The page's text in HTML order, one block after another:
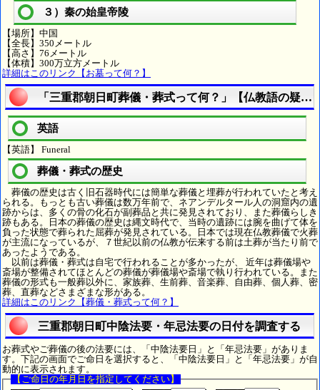
３）秦の始皇帝陵
【場所】中国
【全長】350メートル
【高さ】76メートル
【体積】300万立方メートル
詳細はこのリンク【お墓って何？】
「三重郡朝日町葬儀・葬式って何？」【仏教語の疑問
英語
【英語】 Funeral
葬儀・葬式の歴史
葬儀の歴史は古く旧石器時代には簡単な葬儀と埋葬が行われていたと考え
られる。もっとも古い葬儀は数万年前で、ネアンデルタール人の洞窟内の遺
跡からは、多くの骨の化石が副葬品と共に発見されており、また葬儀らしき
跡もある。日本の葬儀の歴史は縄文時代で、当時の遺跡には腕を曲げて体を
負った状態で葬られた屈葬が発見されている。日本では現在仏教葬儀で火葬
が主流になっているが、７世紀以前の仏教が伝来する前は土葬が当たり前で
あったようである。
以前は葬儀・葬式は自宅で行われることが多かったが、 近年は葬儀場や
斎場が整備されてほとんどの葬儀が葬儀場や斎場で執り行われている。また
葬儀の形式も一般葬以外に、家族葬、生前葬、音楽葬、自由葬、個人葬、密
葬、直葬などさまざまな形がある。
詳細はこのリンク【葬儀・葬式って何？】
三重郡朝日町中陰法要・年忌法要の日付を調査する
お葬式やご葬儀の後の法要には、「中陰法要日」と「年忌法要」がありま
す。下記の画面でご命日を選択すると、「中陰法要日」と「年忌法要」が自
動的に表示されます。
【ご命日の年月日を指定してください】